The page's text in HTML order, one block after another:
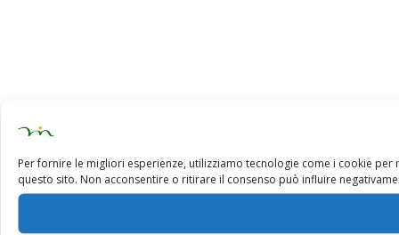
Per fornire le migliori esperienze, utilizziamo tecnologie come i cookie
questo sito. Non acconsentire o ritirare il consenso può influire